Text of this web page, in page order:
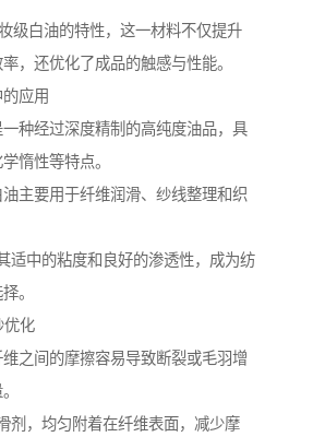
级白油的特性，这一材料不仅提升
，还优化了成品的触感与性能。
应用
种经过深度精制的高纯度油品，具
惰性等特点。
主要用于纤维润滑、纱线整理和织
适中的粘度和良好的渗透性，成为纺
。
优化
之间的摩擦容易导致断裂或毛羽增
剂，均匀附着在纤维表面，减少摩